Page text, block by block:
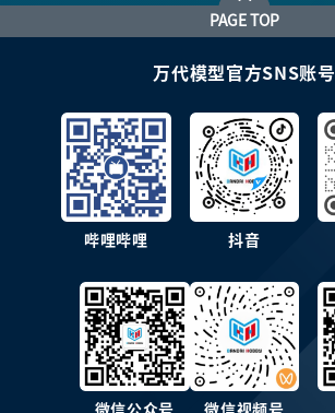
PAGE TOP
万代模型官方SNS账号
哔哩哔哩 抖音